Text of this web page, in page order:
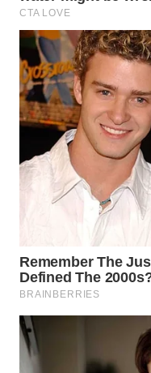
WAHANA
SPORT
WAHANA
UMKM
WAHANA
SELEB
WAHANA
OTOMOTIF
WAHANA
HEALTH